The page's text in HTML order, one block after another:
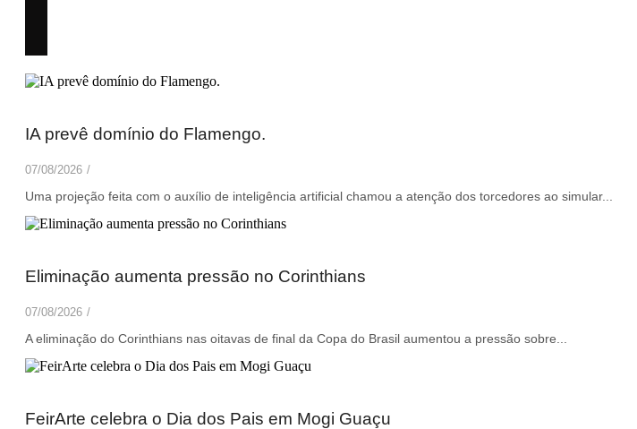
IA prevê domínio do Flamengo.
07/08/2026 /
Uma projeção feita com o auxílio de inteligência artificial chamou a atenção dos torcedores ao simular...
Eliminação aumenta pressão no Corinthians
07/08/2026 /
A eliminação do Corinthians nas oitavas de final da Copa do Brasil aumentou a pressão sobre...
FeirArte celebra o Dia dos Pais em Mogi Guaçu